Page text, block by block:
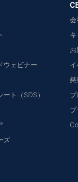
ウェビナー
ト（SDS）
ズ
会
イ
慈